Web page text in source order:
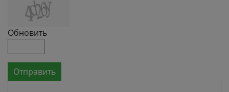
Обновить
Отправить